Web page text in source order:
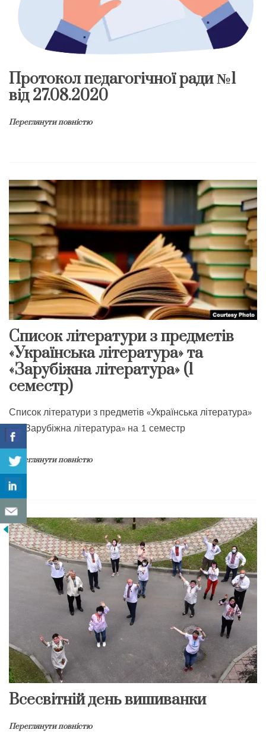
Протокол педагогічної ради №1
від 27.08.2020
Переглянути повністю
Список літератури з предметів
«Українська література» та
«Зарубіжна література» (1
семестр)
Список літератури з предметів «Українська література»
та «Зарубіжна література» на 1 семестр
Переглянути повністю
Всесвітній день вишиванки
Переглянути повністю